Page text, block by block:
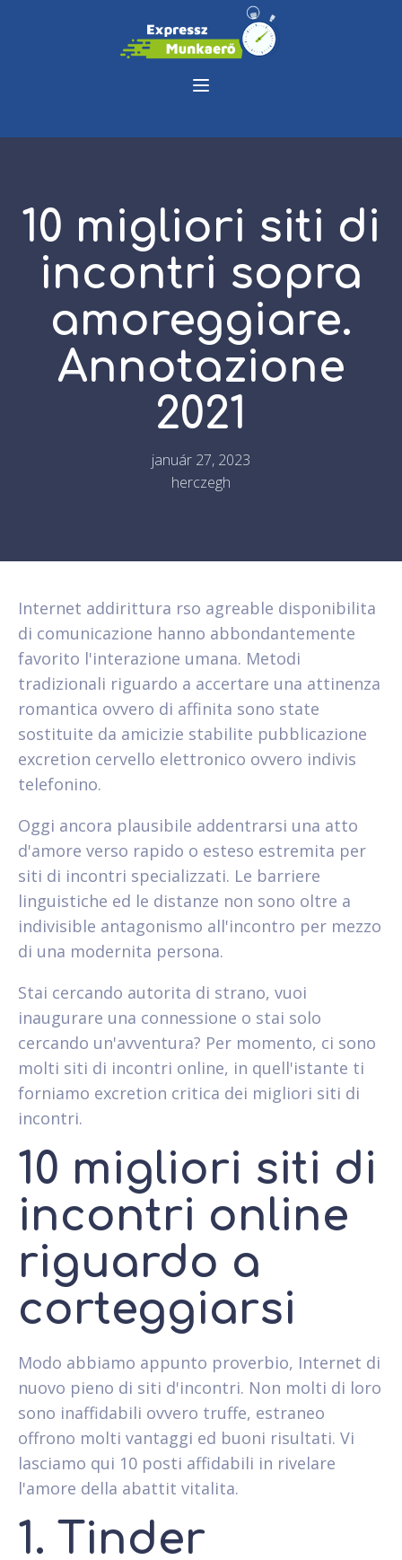
10 migliori siti di
incontri sopra
amoreggiare.
Annotazione
2021
január 27, 2023
herczegh
Internet addirittura rso agreable disponibilita
di comunicazione hanno abbondantemente
favorito l'interazione umana. Metodi
tradizionali riguardo a accertare una attinenza
romantica ovvero di affinita sono state
sostituite da amicizie stabilite pubblicazione
excretion cervello elettronico ovvero indivis
telefonino.
Oggi ancora plausibile addentrarsi una atto
d'amore verso rapido o esteso estremita per
siti di incontri specializzati. Le barriere
linguistiche ed le distanze non sono oltre a
indivisible antagonismo all'incontro per mezzo
di una modernita persona.
Stai cercando autorita di strano, vuoi
inaugurare una connessione o stai solo
cercando un'avventura? Per momento, ci sono
molti siti di incontri online, in quell'istante ti
forniamo excretion critica dei migliori siti di
incontri.
10 migliori siti di
incontri online
riguardo a
corteggiarsi
Modo abbiamo appunto proverbio, Internet di
nuovo pieno di siti d'incontri. Non molti di loro
sono inaffidabili ovvero truffe, estraneo
offrono molti vantaggi ed buoni risultati. Vi
lasciamo qui 10 posti affidabili in rivelare
l'amore della abattit vitalita.
1. Tinder